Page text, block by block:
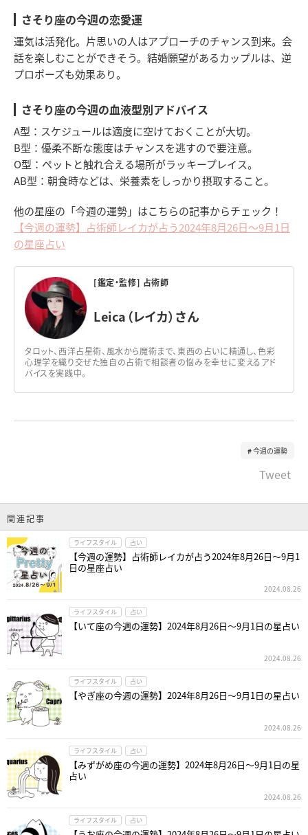
さそり座の今週の恋愛運
運気は活発化。片思いの人はアプローチのチャンス到来。会
話を楽しむことができそう。結婚願望があるカップルは、逆
プロポーズも効果あり。
さそり座の今週の血液型別アドバイス
A型：スケジュールは適度に空けておくことが大切。
B型：優柔不断な態度はチャンスを逃すので要注意。
O型：ペットと触れ合える場所がラッキープレイス。
AB型：朝食時などは、栄養素をしっかり摂取すること。
他の星座の「今週の運勢」はこちらの記事からチェック！
【今週の運勢】占術師レイカが占う2024年8月26日～9月1日
の星座占い
[鑑定・監修] 占術師
Leica（レイカ）さん
タロット、西洋占星術、風水から魔術まで、東西の占いに精通し、色彩
心理学を織り交ぜた独自の占術で相談者の悩みを幸せに変えるアド
バイスを実践中。
今週の運勢
Tweet
関連記事
ライフスタイル 占い
【今週の運勢】占術師レイカが占う2024年8月26日～9月1
日の星座占い
2024.08.26
ライフスタイル 占い
【いて座の今週の運勢】2024年8月26日～9月1日の星占い
2024.08.26
ライフスタイル 占い
【やぎ座の今週の運勢】2024年8月26日～9月1日の星占い
2024.08.26
ライフスタイル 占い
【みずがめ座の今週の運勢】2024年8月26日～9月1日の星
占い
2024.08.26
ライフスタイル 占い